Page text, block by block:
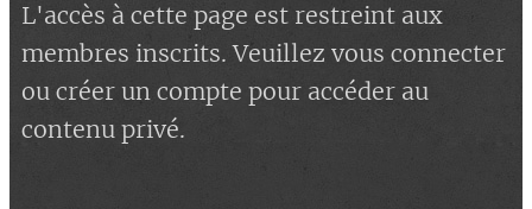
L'accès à cette page est restreint aux
membres inscrits. Veuillez vous connecter
ou créer un compte pour accéder au
contenu privé.